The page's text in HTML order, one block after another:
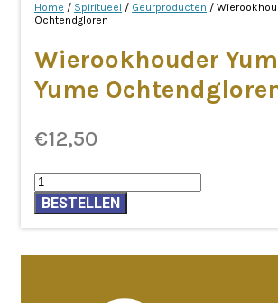
Home / Spiritueel / Geurproducten /
Ochtendgloren
Wierookhouder
Yume
€12,50
Wierookhouder
Yume
no
Yume
BESTELLEN